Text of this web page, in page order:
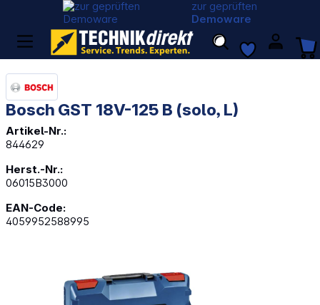
zur geprüften
Demoware
Bosch GST 18V-125 B (solo, L)
Artikel-Nr.:
844629
Herst.-Nr.:
06015B3000
EAN-Code:
4059952588995
Bildergalerie überspringen